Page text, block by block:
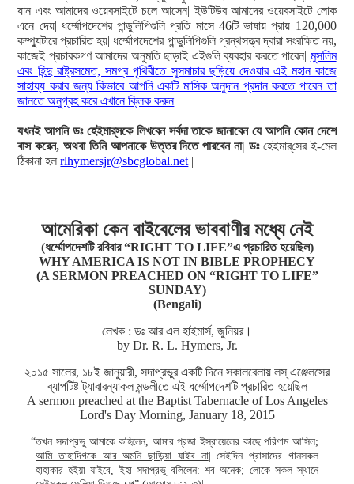
যান এবং আমাদের ওয়েবসাইটে চলে আসেন| ইউটিউব আমাদের ওয়েবসাইটে লোক
এনে দেয়| ধর্ম্মোপদেশের পান্ডুলিপিগুলি প্রতি মাসে 46টি ভাষায় প্রায় 120,000
কম্প্যুটারে প্রচারিত হয়| ধর্ম্মোপদেশের পান্ডুলিপিগুলি গ্রন্থসত্ত্ব দ্বারা সংরক্ষিত নয়,
কাজেই প্রচারকগণ আমাদের অনুমতি ছাড়াই এইগুলি ব্যবহার করতে পারেন| মুসলিম
এবং হিন্দু রাষ্ট্রসমেত, সমগ্র পৃথিবীতে সুসমাচার ছড়িয়ে দেওয়ার এই মহান কাজে
সাহায্য করার জন্য কিভাবে আপনি একটি মাসিক অনুদান প্রদান করতে পারেন তা
জানতে অনুগ্রহ করে এখানে ক্লিক করুন|
যখনই আপনি ডঃ হেইমার্‌সকে লিখবেন সর্বদা তাকে জানাবেন যে আপনি কোন দেশে
বাস করেন, অথবা তিনি আপনাকে উত্তর দিতে পারবেন না| ডঃহেইমার্‌সের ই-মেল
ঠিকানা হলrlhymersjr@sbcglobal.net |
আমেরিকা কেন বাইবেলের ভাববাণীর মধ্যে নেই
(ধর্ম্মোপদেশটি রবিবার “RIGHT TO LIFE”এ প্রচারিত হয়েছিল)
WHY AMERICA IS NOT IN BIBLE PROPHECY
(A SERMON PREACHED ON “RIGHT TO LIFE”
SUNDAY)
(Bengali)
লেখক : ডঃ আর এল হাইমার্স, জুনিয়র।
by Dr. R. L. Hymers, Jr.
২০১৫ সালের, ১৮ই জানুয়ারী, সদাপ্রভুর একটি দিনে সকালবেলায় লস্ এঞ্জেলসের
ব্যাপটিষ্ট ট্যাবারন্যাকল মন্ডলীতে এই ধর্ম্মোপদেশটি প্রচারিত হয়েছিল
A sermon preached at the Baptist Tabernacle of Los Angeles
Lord's Day Morning, January 18, 2015
“তখন সদাপ্রভু আমাকে কহিলেন, আমার প্রজা ইস্রায়েলের কাছে পরিণাম আসিল;
আমি তাহাদিগকে আর অমনি ছাড়িয়া যাইব না| সেইদিন প্রাসাদের গানসকল
হাহাকার হইয়া যাইবে, ইহা সদাপ্রভু বলিলেন: শব অনেক; লোকে সকল স্থানে